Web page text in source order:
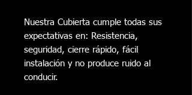
Nuestra Cubierta cumple todas sus
expectativas en: Resistencia,
seguridad, cierre rápido, fácil
instalación y no produce ruido al
conducir.